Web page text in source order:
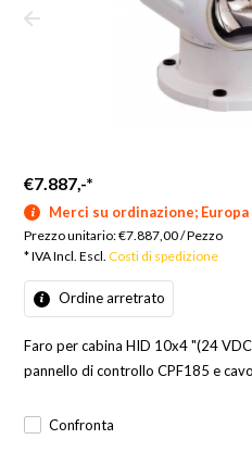
€7.887,-*
Merci su ordinazione;
Prezzo unitario:€7.887,00/Pezzo
* IVA Incl. Escl.Costi di spedizione
Ordine arretrato
Faro per cabina HID 10x4 "(24
pannello di controllo CPF185 e
Confronta